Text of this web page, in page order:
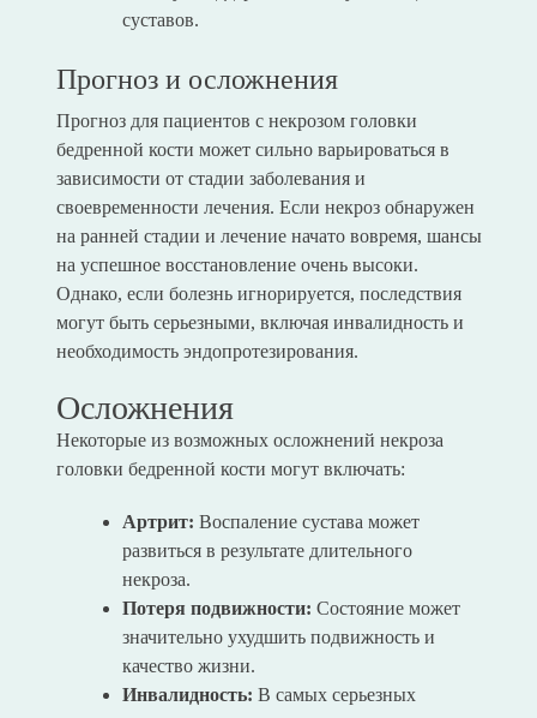
суставов.
Прогноз и осложнения
Прогноз для пациентов с некрозом головки
бедренной кости может сильно варьироваться в
зависимости от стадии заболевания и
своевременности лечения. Если некроз обнаружен
на ранней стадии и лечение начато вовремя, шансы
на успешное восстановление очень высоки.
Однако, если болезнь игнорируется, последствия
могут быть серьезными, включая инвалидность и
необходимость эндопротезирования.
Осложнения
Некоторые из возможных осложнений некроза
головки бедренной кости могут включать:
Артрит: Воспаление сустава может
развиться в результате длительного
некроза.
Потеря подвижности: Состояние может
значительно ухудшить подвижность и
качество жизни.
Инвалидность: В самых серьезных